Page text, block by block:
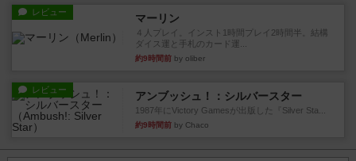
レビュー マーリン
４人プレイ。インスト1時間プレイ2時間半。結構
ダイス運と手札のカード運...
約9時間前 by oliber
レビュー アンブッシュ！：シルバースター
1987年にVictory Gamesが出版した『Silver Sta...
約9時間前 by Chaco